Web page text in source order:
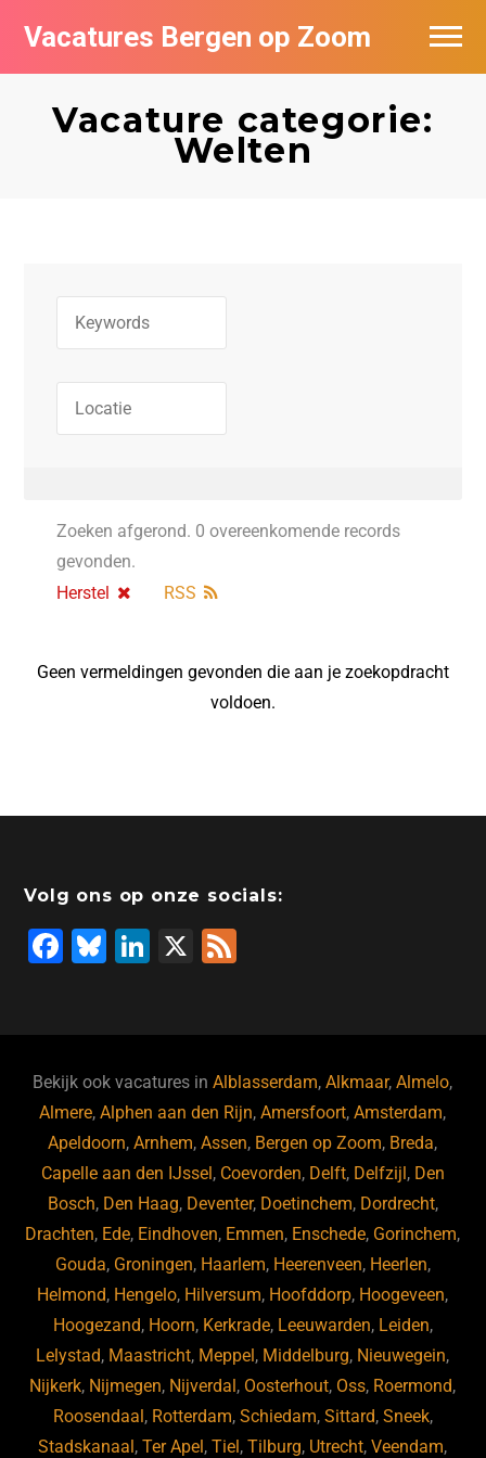
Vacatures Bergen op Zoom
Vacature categorie:
Welten
Zoeken afgerond. 0 overeenkomende records
gevonden.
Herstel
RSS
Geen vermeldingen gevonden die aan je zoekopdracht
voldoen.
Volg ons op onze socials:
F
b
o
o
k
Bl
ky
Li
dI
n
X
Bekijk ook vacatures inAlblasserdam,Alkmaar,Almelo,
Almere,Alphen aan den Rijn,Amersfoort,Amsterdam,
Apeldoorn,Arnhem,Assen, Bergen op Zoom, Breda,
Capelle aan den IJssel , Coevorden, Delft, Delfzijl , Den
Bosch, Den Haag, Deventer, Doetinchem, Dordrecht,
Drachten, Ede, Eindhoven, Emmen, Enschede, Gorinchem,
Gouda, Groningen, Haarlem, Heerenveen, Heerlen,
Helmond, Hengelo, Hilversum, Hoofddorp, Hoogeveen,
Hoogezand, Hoorn, Kerkrade, Leeuwarden, Leiden,
Lelystad, Maastricht, Meppel , Middelburg, Nieuwegein,
Nijkerk, Nijmegen, Nijverdal , Oosterhout, Oss, Roermond,
Roosendaal , Rotterdam, Schiedam, Sittard, Sneek,
Stadskanaal ,Ter Apel ,Tiel ,Tilburg, Utrecht,Veendam,
Vacatures per bedrijf
De populairste vacatures in Bergen op